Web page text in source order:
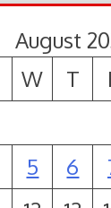
August
W T
5 6